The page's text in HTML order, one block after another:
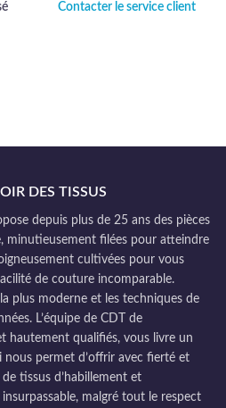
Contacter le service client
DES TISSUS
depuis plus de 25 ans des pièces
minutieusement filées pour atteindre
cultivées pour vous
de couture incomparable.
plus moderne et les techniques de
L’équipe de CDT de
hautement qualifiés, vous livre un
nous permet d’offrir avec fierté et
tissus d’habillement et
malgré tout le respect